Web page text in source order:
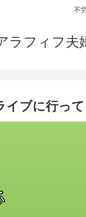
不
ラフィフ夫
イブに行っ